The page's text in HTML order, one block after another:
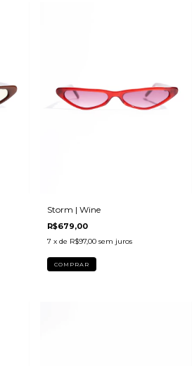
Storm | Wine
R$679,00
7 x de R$97,00 sem juros